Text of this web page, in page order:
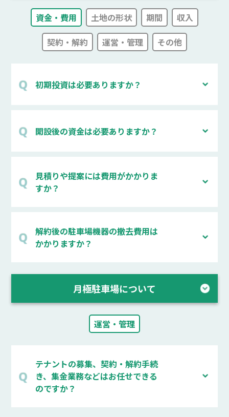
資金・費用 土地の形状 期間
収入
契約・解約
運営・管理 その他
初期投資は必要ありますか？
開設後の資金は必要ありますか？
見積りや提案には費用がかかりま
すか？
解約後の駐車場機器の撤去費用は
かかりますか？
月極駐車場について
運営・管理
テナントの募集、契約・解約手続
き、集金業務などはお任せできる
のですか？